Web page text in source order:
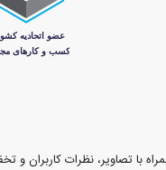
با تصاویر، نظرات کاربران و